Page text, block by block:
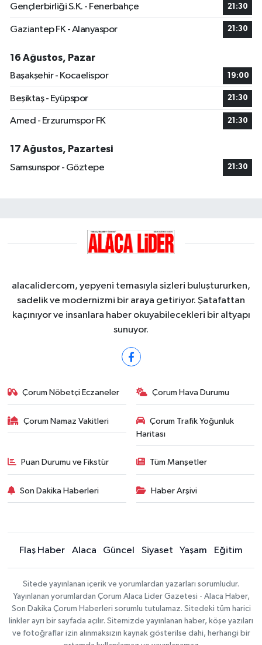
Gençlerbirliği S.K. - Fenerbahçe 21:30
Gaziantep FK - Alanyaspor 21:30
16 Ağustos, Pazar
Başakşehir - Kocaelispor
19:00
Beşiktaş - Eyüpspor 21:30
Amed - Erzurumspor FK 21:30
17 Ağustos, Pazartesi
Samsunspor - Göztepe
21:30
alacalidercom, yepyeni temasıyla sizleri buluştururken,
sadelik ve modernizmi bir araya getiriyor. Şatafattan
kaçınıyor ve insanlara haber okuyabilecekleri bir altyapı
sunuyor.
Çorum Nöbetçi Eczaneler Çorum Hava Durumu
Çorum Namaz Vakitleri
Çorum Trafik Yoğunluk
Haritası
Puan Durumu ve Fikstür Tüm Manşetler
Son Dakika Haberleri Haber Arşivi
Flaş Haber Alaca Güncel Siyaset Yaşam Eğitim
Sitede yayınlanan içerik ve yorumlardan yazarları sorumludur.
Yayınlanan yorumlardan Çorum Alaca Lider Gazetesi - Alaca Haber,
Son Dakika Çorum Haberleri sorumlu tutulamaz. Sitedeki tüm harici
linkler ayrı bir sayfada açılır. Sitemizde yayınlanan haber, köşe yazıları
ve fotoğraflar izin alınmaksızın kaynak gösterilse dahi, herhangi bir